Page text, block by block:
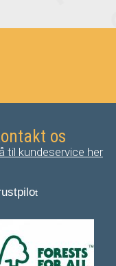
os
til kundeservice her
t